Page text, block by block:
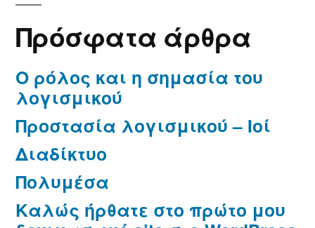
Πρόσφατα άρθρα
Ο ρόλος και η σημασία του
λογισμικού
Προστασία λογισμικού – Ιοί
Διαδίκτυο
Πολυμέσα
Καλώς ήρθατε στο πρώτo μου